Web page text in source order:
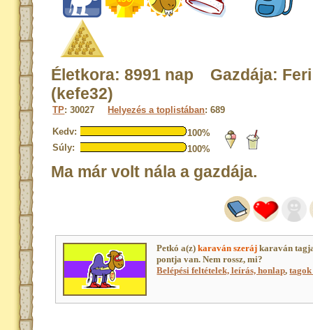
Életkora: 8991 nap Gazdája: Feri
(kefe32)
TP: 30027 Helyezés a toplistában: 689
Kedv:
100%
Súly:
100%
Ma már volt nála a gazdája.
Petkó a(z)karaván szeráj karaván
pontja van. Nem rossz, mi?
Belépési feltételek, leírás, honlap,